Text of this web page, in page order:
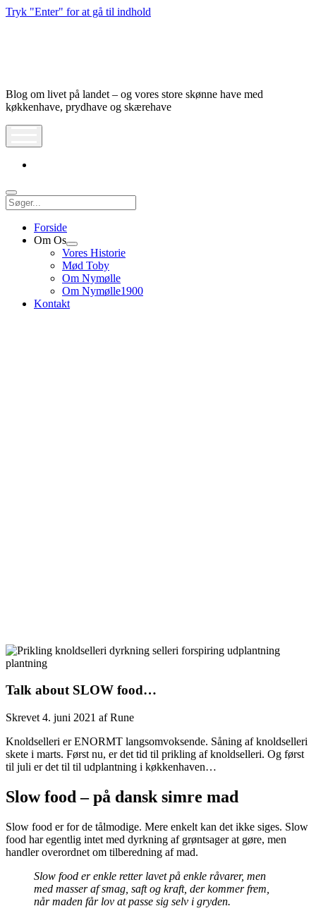
Tryk "Enter" for at gå til indhold
Blog om livet på landet – og vores store skønne have med
køkkenhave, prydhave og skærehave
Søg
Forside
Om Os
Åbn
dropdown
meny
Vores Historie
Mød Toby
Om Nymølle
Om Nymølle1900
Kontakt
Talk about SLOW food…
Skrevet 4. juni 2021 afRune
Knoldselleri er ENORMT langsomvoksende. Såning af knoldselleri
skete i marts. Først nu, er det tid til prikling af knoldselleri. Og først
til juli er det til til udplantning i køkkenhaven…
Slow food – på dansk simre mad
Slow food er for de tålmodige. Mere enkelt kan det ikke siges. Slow
food har egentlig intet med dyrkning af grøntsager at gøre, men
handler overordnet om tilberedning af mad.
Slow food er enkle retter lavet på enkle råvarer, men
med masser af smag, saft og kraft, der kommer frem,
når maden får lov at passe sig selv i gryden.